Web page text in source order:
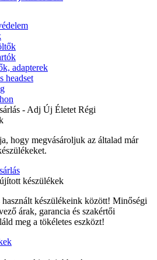
adapterek
headset
- Adj Új Életet Régi
hogy megvásároljuk az általad már
készülékek
használt készülékeink között! Minőségi
árak, garancia és szakértői
meg a tökéletes eszközt!